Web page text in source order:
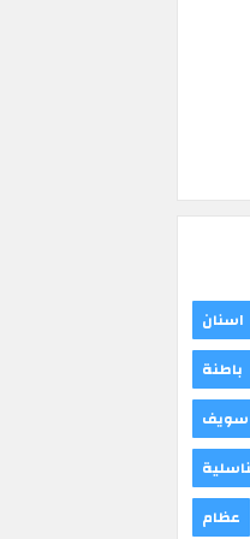
اسنان
باطنة
سويف
عظام